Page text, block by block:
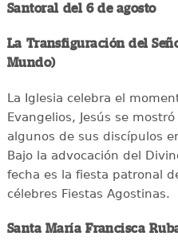
Santoral del 6 de agosto
La Transfiguración del
Mundo)
La Iglesia celebra el
Evangelios, Jesús se
algunos de sus discípulos
Bajo la advocación del
fecha es la fiesta patronal
célebres Fiestas Agostinas.
Santa María Francisca